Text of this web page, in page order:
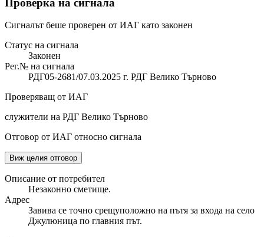
Сигналът беше проверен от ИАГ като законен
Статус на сигнала
Законен
Рег.№ на сигнала
РДГ05-2681/07.03.2025 г. РДГ Велико Търново
Проверяващ от ИАГ
служители на РДГ Велико Търново
Отговор от ИАГ относно сигнала
Виж целия отговор
Описание от потребител
Незаконно сметище.
Адрес
Завива се точно срещуположно на пътя за входа на село
Джулюница по главния път.